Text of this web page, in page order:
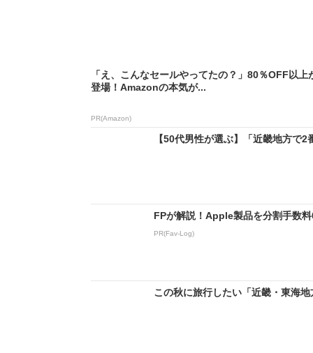
「え、こんなセールやってたの？」80％OFF以上
登場！Amazonの本気が...
PR(Amazon)
【50代男性が選ぶ】「近畿地方で
FPが解説！Apple製品を分割手数
PR(Fav-Log)
この秋に旅行したい「近畿・東海